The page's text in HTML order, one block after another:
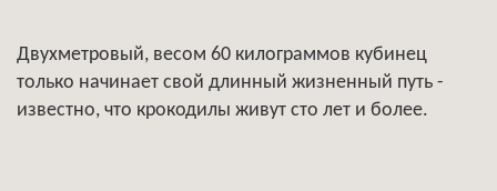
Двухметровый, весом 60 килограммов кубинец
только начинает свой длинный жизненный путь -
известно, что крокодилы живут сто лет и более.